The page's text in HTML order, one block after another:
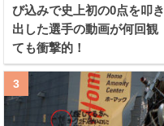
び込みで史上初の0点を叩き
出した選手の動画が何回観
ても衝撃的！